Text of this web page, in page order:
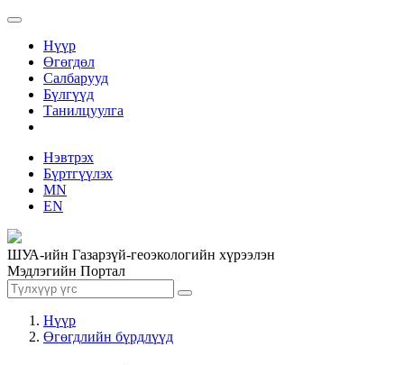
Нүүр
Өгөгдөл
Салбарууд
Бүлгүүд
Танилцуулга
Нэвтрэх
Бүртгүүлэх
MN
EN
ШУА-ийн Газарзүй-геоэкологийн хүрээлэн
Мэдлэгийн Портал
Нүүр
Өгөгдлийн бүрдлүүд